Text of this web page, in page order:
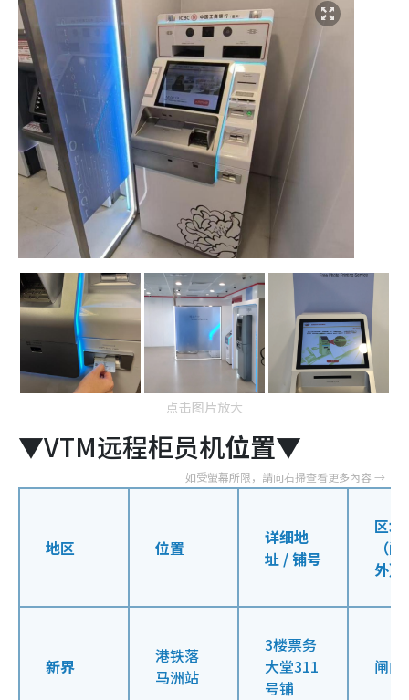
点击图片放大
▼VTM远程柜员机位置▼
地区 位置
详细地
址 / 铺号
区域
（
外）
新界
港铁落
马洲站
3楼票务
大堂311
号铺
闸内